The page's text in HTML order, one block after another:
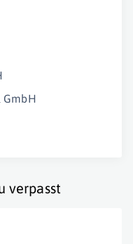
GmbH
verpasst